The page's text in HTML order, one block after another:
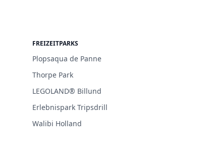
FREIZEITPARKS
Plopsaqua de Panne
Thorpe Park
LEGOLAND® Billund
Erlebnispark Tripsdrill
Walibi Holland